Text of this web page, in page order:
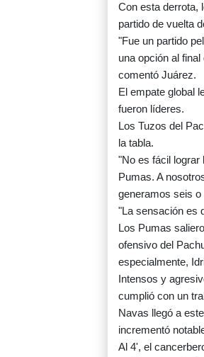
Con esta derrota,
partido de vuelta
"Fue un partido
una opción al
comentó Juárez.
El empate global
fueron líderes.
Los Tuzos del
la tabla.
"No es fácil lograr
Pumas. A
generamos seis o
"La sensación es
Los Pumas
ofensivo del
especialmente,
Intensos y
cumplió con un
Navas llegó a
incrementó
Al 4', el